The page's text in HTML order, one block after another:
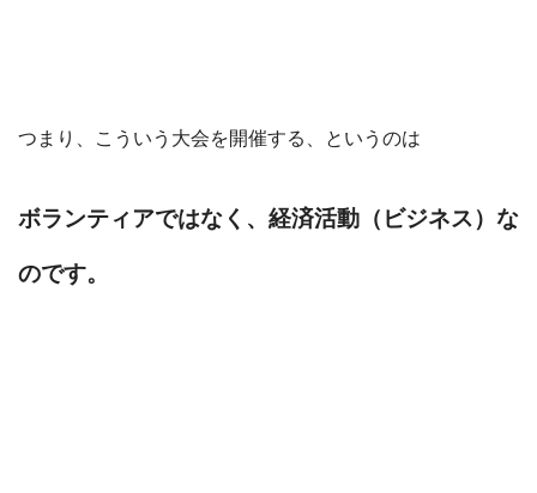
つまり、こういう大会を開催する、というのは
ボランティアではなく、経済活動（ビジネス）な
のです。